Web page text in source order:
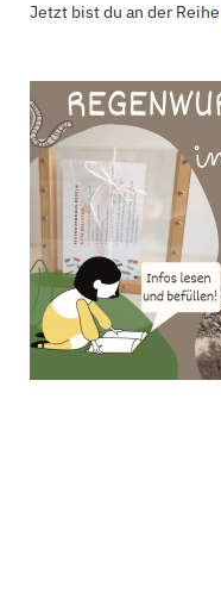
Jetzt bist du an der Reihe